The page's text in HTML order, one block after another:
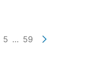
5 … 59